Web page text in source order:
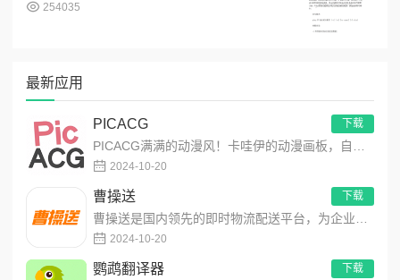
254035
最新应用
PICACG
2024-10-20
下载
曹操送
2024-10-20
下载
鹦鹉翻译器 下载